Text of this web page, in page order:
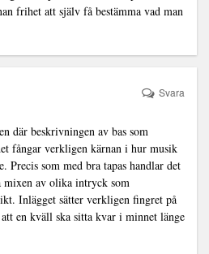
frihet att själv få bestämma vad man
där beskrivningen av bas som
fångar verkligen kärnan i hur musik
Precis som med bra tapas handlar det
mixen av olika intryck som
Inlägget sätter verkligen fingret på
en kväll ska sitta kvar i minnet länge
Svara